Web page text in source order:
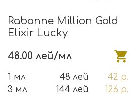
Rabanne Million Gold
Elixir Lucky
48.00 лей/мл
1 мл 48 лей
42 р.
3 мл
144 лей
126 р.